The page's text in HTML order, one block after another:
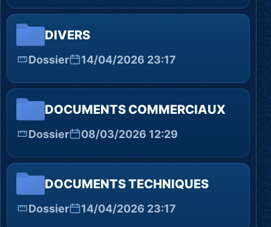
DIVERS
Dossier 14/04/2026 23:17
DOCUMENTS COMMERCIAUX
Dossier 08/03/2026 12:29
DOCUMENTS TECHNIQUES
Dossier 14/04/2026 23:17